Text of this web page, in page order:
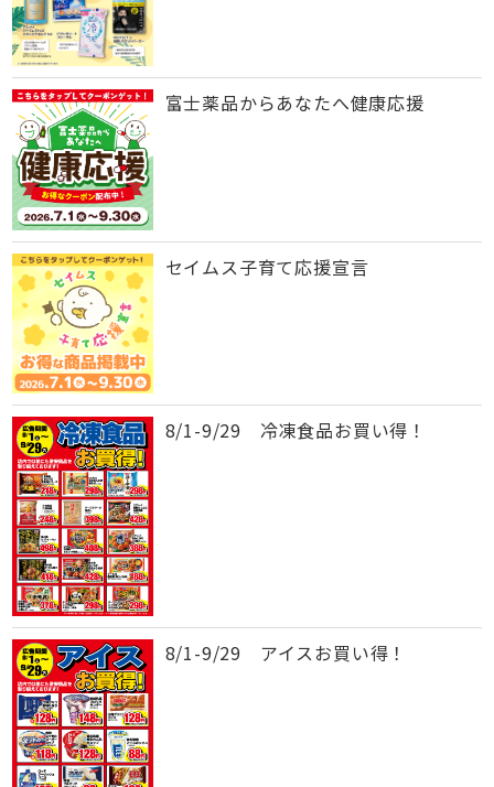
富士薬品からあなたへ健康応援
セイムス子育て応援宣言
8/1-9/29 冷凍食品お買い得！
8/1-9/29 アイスお買い得！